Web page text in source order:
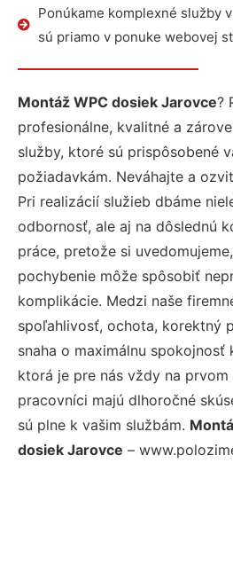
Ponúkame komplexné služby
sú priamo v ponuke webovej
Montáž WPC dosiek Jarovce?
profesionálne, kvalitné a
služby, ktoré sú prispôsobené
požiadavkám. Neváhajte a
Pri realizácií služieb dbáme
odbornosť, ale aj na dôslednú
práce, pretože si
pochybenie môže spôsobiť
komplikácie. Medzi naše
spoľahlivosť, ochota, korektný
snaha o maximálnu spokojnosť
ktorá je pre nás vždy na prvom
pracovníci majú dlhoročné
sú plne k vašim službám.
dosiek Jarovce –